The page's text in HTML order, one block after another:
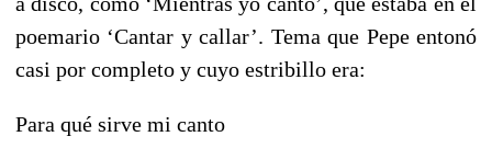
poemario ‘Cantar y callar’. Tema que Pepe entonó
casi por completo y cuyo estribillo era:
Para qué sirve mi canto